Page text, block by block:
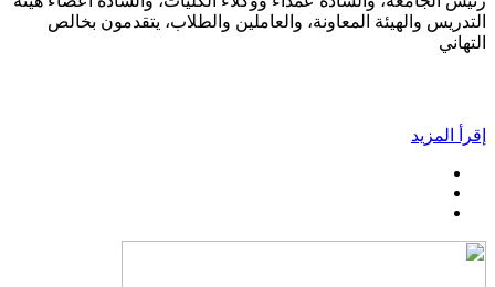
التدريس والهيئة المعاونة، والعاملين والطلاب، يتقدمون بخالص
التهاني
إقرأ المزيد